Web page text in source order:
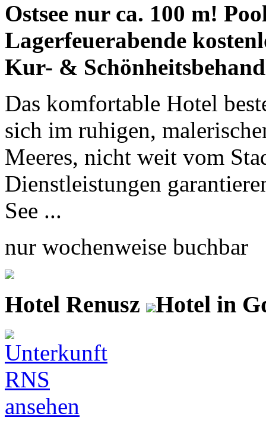
Ostsee nur ca. 100 m!
Lagerfeuerabende
Kur- &
Das komfortable Hotel
sich im ruhigen,
Meeres, nicht weit vom
Dienstleistungen
See ...
nur wochenweise buchbar
Hotel Renusz Hotel in